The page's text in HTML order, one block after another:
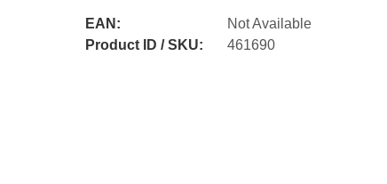
EAN:
Not Available
Product ID / SKU:
461690